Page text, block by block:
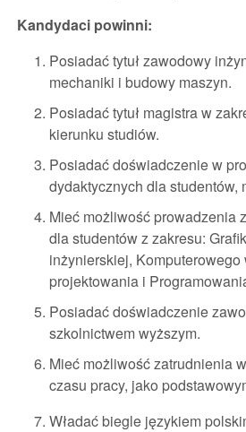
Kandydaci powinni:
Posiadać tytuł zawodowy
mechaniki i budowy maszyn.
Posiadać tytuł magistra w
kierunku studiów.
Posiadać doświadczenie w
dydaktycznych dla studentów,
Mieć możliwość prowadzenia
dla studentów z zakresu:
inżynierskiej,
projektowania i
Posiadać doświadczenie
szkolnictwem wyższym.
Mieć możliwość zatrudnienia
czasu pracy, jako
Władać biegle językiem